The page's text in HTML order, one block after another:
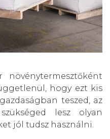
hogy ezt kis
teszed, az
lesz olyan
jól tudsz használni.